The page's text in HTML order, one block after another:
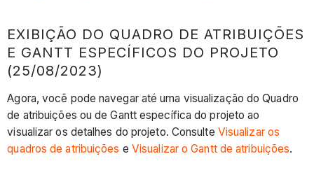
lista
de
atribuições
qualquer
coluna
(21/08/2023)
Novas
EXIBIÇÃO DO QUADRO DE ATRIBUIÇÕES
E GANTT ESPECÍFICOS DO PROJETO
(25/08/2023)
Agora, você pode navegar até uma visualização do Quadro
de atribuições ou de Gantt específica do projeto ao
visualizar os detalhes do projeto. Consulte Visualizar os
quadros de atribuições e Visualizar o Gantt de atribuições.